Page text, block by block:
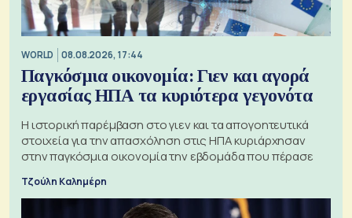
WORLD 08.08.2026, 17:44
Παγκόσμια οικονομία: Γιεν και αγορά
εργασίας ΗΠΑ τα κυριότερα γεγονότα
Η ιστορική παρέμβαση στο γιεν και τα απογοητευτικά
στοιχεία για την απασχόληση στις ΗΠΑ κυριάρχησαν
στην παγκόσμια οικονομία την εβδομάδα που πέρασε
Τζούλη Καλημέρη